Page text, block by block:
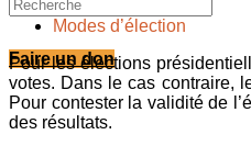
Faire un don
Modes d’élection
Pour les élections
votes. Dans le cas contraire,
Pour contester la validité de
des résultats.